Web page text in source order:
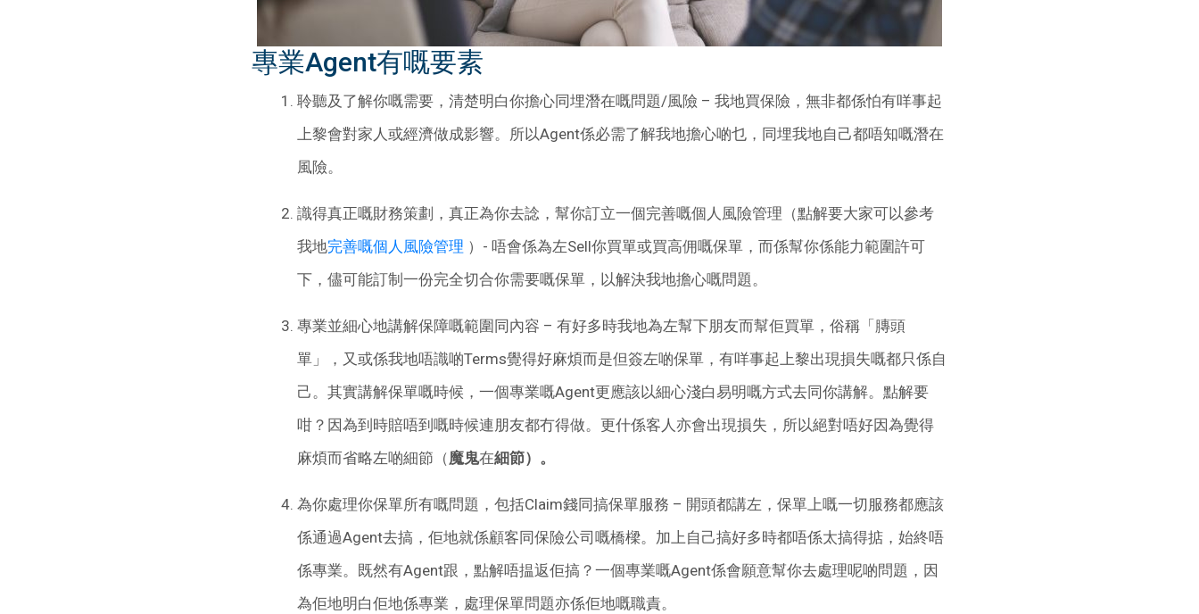
專業Agent有嘅要素
聆聽及了解你嘅需要，清楚明白你擔心同埋潛在嘅問題/風險 – 我地買保險，無非都係怕有咩事起
上黎會對家人或經濟做成影響。所以Agent係必需了解我地擔心啲乜，同埋我地自己都唔知嘅潛在
風險。
識得真正嘅財務策劃，真正為你去諗，幫你訂立一個完善嘅個人風險管理（點解要大家可以參考
我地完善嘅個人風險管理 ）- 唔會係為左Sell你買單或買高佣嘅保單，而係幫你係能力範圍許可
下，儘可能訂制一份完全切合你需要嘅保單，以解決我地擔心嘅問題。
專業並細心地講解保障嘅範圍同內容 – 有好多時我地為左幫下朋友而幫佢買單，俗稱「膞頭
單」，又或係我地唔識啲Terms覺得好麻煩而是但簽左啲保單，有咩事起上黎出現損失嘅都只係自
己。其實講解保單嘅時候，一個專業嘅Agent更應該以細心淺白易明嘅方式去同你講解。點解要
咁？因為到時賠唔到嘅時候連朋友都冇得做。更什係客人亦會出現損失，所以絕對唔好因為覺得
麻煩而省略左啲細節（魔鬼在細節）。
為你處理你保單所有嘅問題，包括Claim錢同搞保單服務 – 開頭都講左，保單上嘅一切服務都應該
係通過Agent去搞，佢地就係顧客同保險公司嘅橋樑。加上自己搞好多時都唔係太搞得掂，始終唔
係專業。既然有Agent跟，點解唔揾返佢搞？一個專業嘅Agent係會願意幫你去處理呢啲問題，因
為佢地明白佢地係專業，處理保單問題亦係佢地嘅職責。